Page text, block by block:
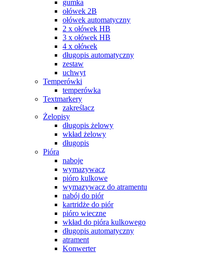
gumka
ołówek 2B
ołówek automatyczny
2 x ołówek HB
3 x ołówek HB
4 x ołówek
długopis automatyczny
zestaw
uchwyt
Temperówki
temperówka
Textmarkery
zakreślacz
Żelopisy
długopis żelowy
wkład żelowy
długopis
Pióra
naboje
wymazywacz
pióro kulkowe
wymazywacz do atramentu
nabój do piór
kartridże do piór
pióro wieczne
wkład do pióra kulkowego
długopis automatyczny
atrament
Konwerter